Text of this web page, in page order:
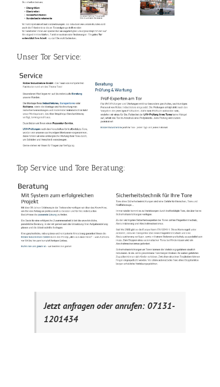
Unser Tor Service:
Top Service und Tore Beratung:
Jetzt anfragen oder anrufen: 07131-
1201434